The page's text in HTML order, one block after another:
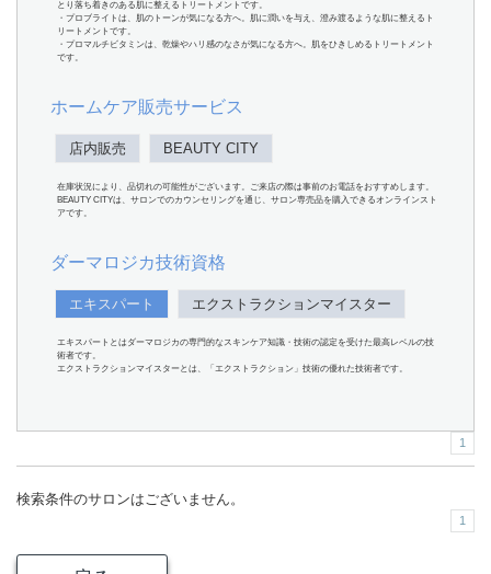
とり落ち着きのある肌に整えるトリートメントです。
・プロブライトは、肌のトーンが気になる方へ。肌に潤いを与え、澄み渡るような肌に整えるト
リートメントです。
・プロマルチビタミンは、乾燥やハリ感のなさが気になる方へ。肌をひきしめるトリートメント
です。
ホームケア販売サービス
店内販売 BEAUTY CITY
在庫状況により、品切れの可能性がございます。ご来店の際は事前のお電話をおすすめします。
BEAUTY CITYは、サロンでのカウンセリングを通じ、サロン専売品を購入できるオンラインスト
アです。
ダーマロジカ技術資格
エキスパート エクストラクションマイスター
エキスパートとはダーマロジカの専門的なスキンケア知識・技術の認定を受けた最高レベルの技
術者です。
エクストラクションマイスターとは、「エクストラクション」技術の優れた技術者です。
1
検索条件のサロンはございません。
1